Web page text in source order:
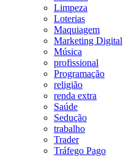
Limpeza
Loterias
Maquiagem
Marketing Digital
Música
profissional
Programação
religião
renda extra
Saúde
Sedução
trabalho
Trader
Tráfego Pago